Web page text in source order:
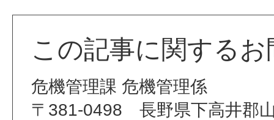
この記事に関する
危機管理課 危機管理係
〒381-0498 長野県下高井郡